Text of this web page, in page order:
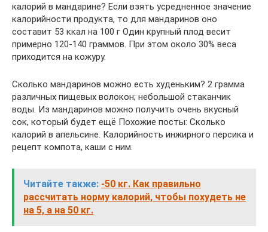
калорий в мандарине? Если взять усредненное значение
калорийности продукта, то для мандаринов оно
составит 53 ккал на 100 г Один крупный плод весит
примерно 120-140 граммов. При этом около 30% веса
приходится на кожуру.
Сколько мандаринов можно есть худеньким? 2 грамма
различных пищевых волокон; небольшой стаканчик
воды. Из мандаринов можно получить очень вкусный
сок, который будет ещё Похожие посты: Сколько
калорий в апельсине. Калорийность инжирного персика и
рецепт компота, каши с ним.
Читайте также: -50 кг. Как правильно
рассчитать норму калорий, чтобы похудеть не
на 5, а на 50 кг.